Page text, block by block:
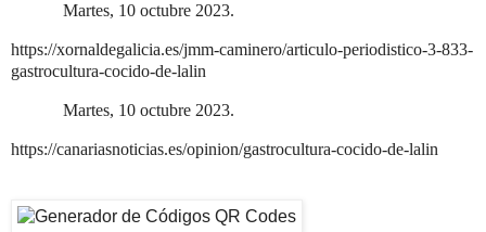
Martes, 10 octubre 2023.
https://xornaldegalicia.es/jmm-caminero/articulo-periodistico-3-833-
gastrocultura-cocido-de-lalin
Martes, 10 octubre 2023.
https://canariasnoticias.es/opinion/gastrocultura-cocido-de-lalin